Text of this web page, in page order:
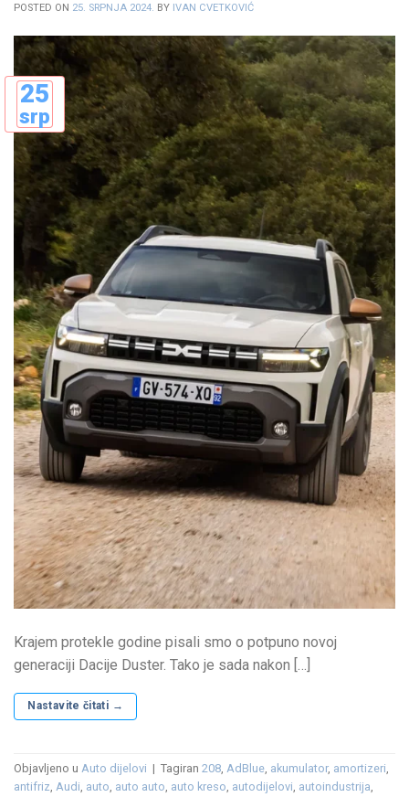
POSTED ON 25. SRPNJA 2024. BY IVAN CVETKOVIĆ
25
srp
Krajem protekle godine pisali smo o potpuno novoj
generaciji Dacije Duster. Tako je sada nakon […]
Nastavite čitati →
Objavljeno u Auto dijelovi | Tagiran 208, AdBlue, akumulator, amortizeri,
antifriz, Audi, auto, auto auto, auto kreso, autodijelovi, autoindustrija,